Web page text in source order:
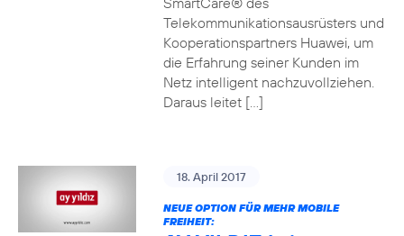
Telekommunikationsausrüsters und
Kooperationspartners Huawei, um
die Erfahrung seiner Kunden im
Netz intelligent nachzuvollziehen.
Daraus leitet […]
18. April 2017
NEUE OPTION FÜR MEHR MOBILE
FREIHEIT: